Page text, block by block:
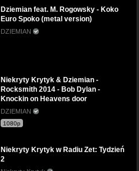
Dziemian feat. M. Rogowsky - Koko
Euro Spoko (metal version)
DZIEMIAN
Niekryty Krytyk & Dziemian -
Rocksmith 2014 - Bob Dylan -
Knockin on Heavens door
DZIEMIAN
1080p
Niekryty Krytyk w Radiu Zet: Tydzień
2